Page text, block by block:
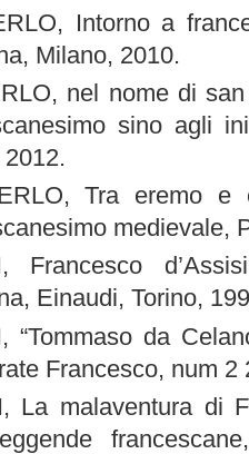
Intorno a
Milano, 2010.
nel nome di
sino agli
Tra eremo e
medievale,
Francesco
Einaudi, Torino,
“Tommaso da
Francesco, num
La malaventura di